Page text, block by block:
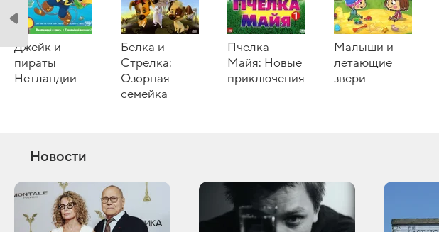
Джейк и
пираты
Нетландии
Белка и
Стрелка:
Озорная
семейка
Пчелка
Майя: Новые
приключения
Малыши и
летающие
звери
Новости